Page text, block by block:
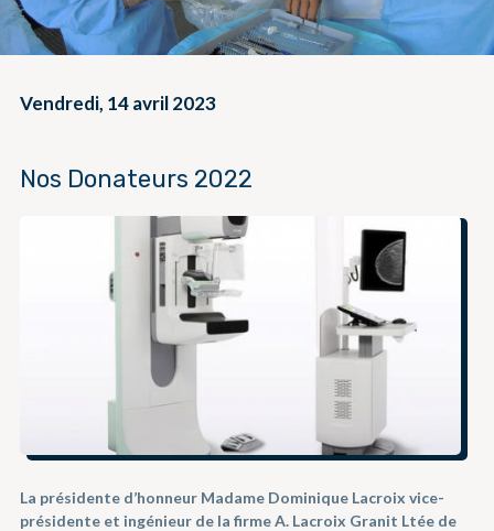
Vendredi, 14 avril 2023
Nos Donateurs 2022
La présidente d’honneur Madame Dominique Lacroix vice-
présidente et ingénieur de la firme A. Lacroix Granit Ltée de